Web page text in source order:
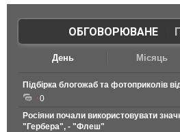
ОБГОВОРЮВАНЕ|
День Місяць
Підбірка блогожаб та фотоприколів
0
Росіяни почали використовувати
"Гербера", - "Флеш"